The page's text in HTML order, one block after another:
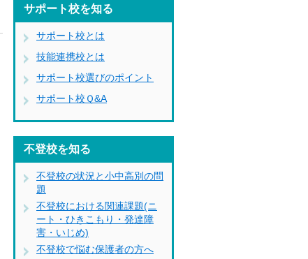
サポート校を知る
サポート校とは
技能連携校とは
サポート校選びのポイント
サポート校Ｑ&A
不登校を知る
不登校の状況と小中高別の問
題
不登校における関連課題(ニ
ート・ひきこもり・発達障
害・いじめ)
不登校で悩む保護者の方へ